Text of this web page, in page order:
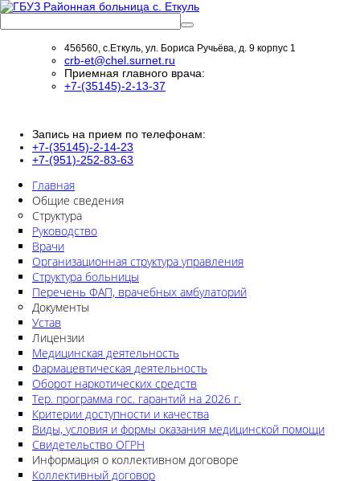
456560, с.Еткуль, ул. Бориса Ручьёва, д. 9 корпус 1
crb-et@chel.surnet.ru
Приемная главного врача:
+7-(35145)-2-13-37
Запись на прием по телефонам:
+7-(35145)-2-14-23
+7-(951)-252-83-63
Главная
Общие сведения
Структура
Руководство
Врачи
Организационная структура управления
Структура больницы
Перечень ФАП, врачебных амбулаторий
Документы
Устав
Лицензии
Медицинская деятельность
Фармацевтическая деятельность
Оборот наркотических средств
Тер. программа гос. гарантий на 2026 г.
Критерии доступности и качества
Виды, условия и формы оказания медицинской помощи
Свидетельство ОГРН
Информация о коллективном договоре
Коллективный договор